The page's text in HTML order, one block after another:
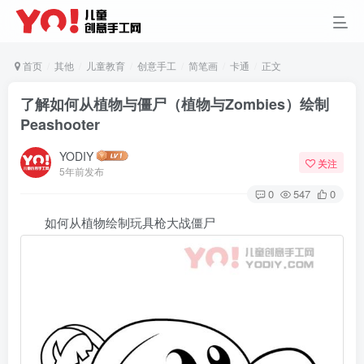
首页 其他 儿童教育 创意手工 简笔画 卡通 正文
了解如何从植物与僵尸（植物与Zombies）绘制
Peashooter
YODIY
5年前发布
关注
0 547 0
如何从植物绘制玩具枪大战僵尸